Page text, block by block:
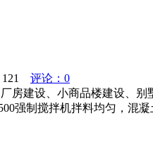
121
评论：0
建设、小商品楼建设、
制搅拌机拌料均匀，混凝